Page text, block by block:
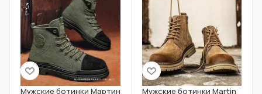
Мужские ботинки Мартин Мужские ботинки Martin